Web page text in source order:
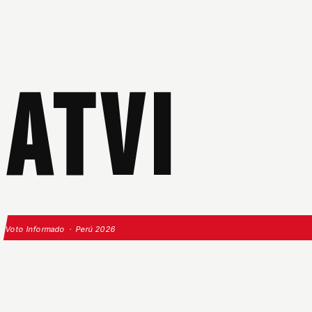
ATVI
Voto Informado · Perú 2026